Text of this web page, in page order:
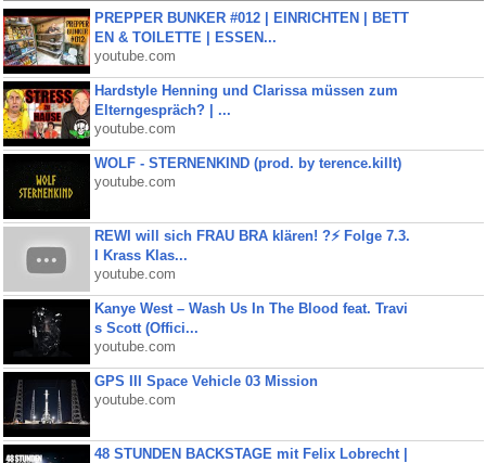
PREPPER BUNKER #012 | EINRICHTEN | BETT
EN & TOILETTE | ESSEN...
youtube.com
Hardstyle Henning und Clarissa müssen zum
Elterngespräch? | ...
youtube.com
WOLF - STERNENKIND (prod. by terence.killt)
youtube.com
REWI will sich FRAU BRA klären! ?⚡️ Folge 7.3.
I Krass Klas...
youtube.com
Kanye West – Wash Us In The Blood feat. Travi
s Scott (Offici...
youtube.com
GPS III Space Vehicle 03 Mission
youtube.com
48 STUNDEN BACKSTAGE mit Felix Lobrecht |